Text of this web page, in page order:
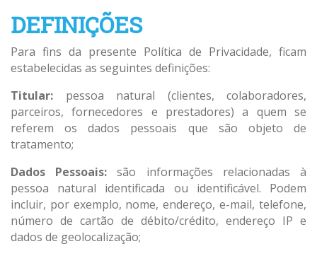
DEFINIÇÕES
Para fins da presente Política de Privacidade, ficam
estabelecidas as seguintes definições:
Titular: pessoa natural (clientes, colaboradores,
parceiros, fornecedores e prestadores) a quem se
referem os dados pessoais que são objeto de
tratamento;
Dados Pessoais:são informações relacionadas à
pessoa natural identificada ou identificável. Podem
incluir, por exemplo, nome, endereço, e-mail, telefone,
número de cartão de débito/crédito, endereço IP e
dados de geolocalização;